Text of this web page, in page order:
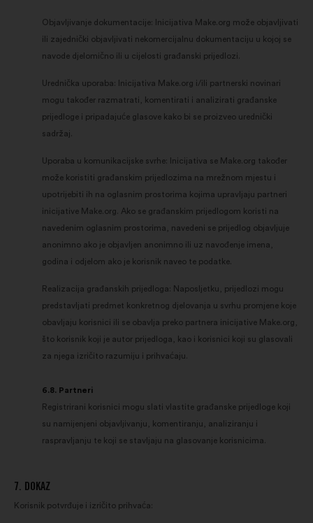
Objavljivanje dokumentacije: Inicijativa Make.org može objavljivati
ili zajednički objavljivati nekomercijalnu dokumentaciju u kojoj se
navode djelomično ili u cijelosti građanski prijedlozi.
Urednička uporaba: Inicijativa Make.org i/ili partnerski novinari
mogu također razmatrati, komentirati i analizirati građanske
prijedloge i pripadajuće glasove kako bi se proizveo urednički
sadržaj.
Uporaba u komunikacijske svrhe: Inicijativa se Make.org također
može koristiti građanskim prijedlozima na mrežnom mjestu i
upotrijebiti ih na oglasnim prostorima kojima upravljaju partneri
inicijative Make.org. Ako se građanskim prijedlogom koristi na
navedenim oglasnim prostorima, navedeni se prijedlog objavljuje
anonimno ako je objavljen anonimno ili uz navođenje imena,
godina i odjelom ako je korisnik naveo te podatke.
Realizacija građanskih prijedloga: Naposljetku, prijedlozi mogu
predstavljati predmet konkretnog djelovanja u svrhu promjene koje
obavljaju korisnici ili se obavlja preko partnera inicijative Make.org,
što korisnik koji je autor prijedloga, kao i korisnici koji su glasovali
za njega izričito razumiju i prihvaćaju.
6.8. Partneri
Registrirani korisnici mogu slati vlastite građanske prijedloge koji
su namijenjeni objavljivanju, komentiranju, analiziranju i
raspravljanju te koji se stavljaju na glasovanje korisnicima.
7. DOKAZ
Korisnik potvrđuje i izričito prihvaća: